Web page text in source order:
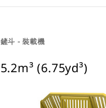
鏟斗 - 裝載機
5.2m³ (6.75yd³)